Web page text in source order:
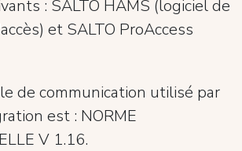
: SALTO HAMS (logiciel de
et SALTO ProAccess
de communication utilisé par
est : NORME
V 1.16.